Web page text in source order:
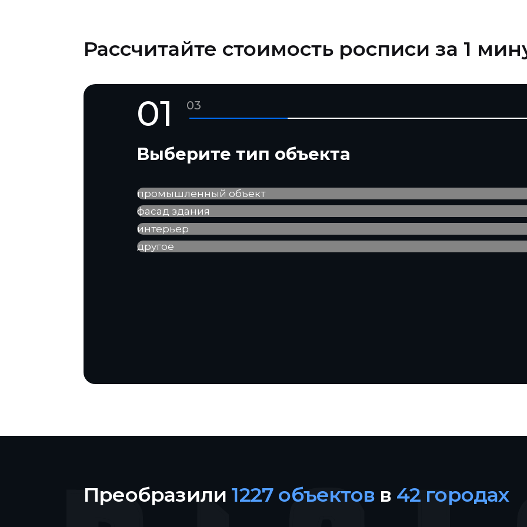
Рассчитайте стоимость росписи за 1
01 03
Выберите тип объекта
промышленный объект
фасад здания
интерьер
другое
Преобразили 1227 объектов в 42 городах